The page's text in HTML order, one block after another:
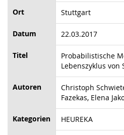
Ort Stuttgart
Datum 22.03.2017
Titel
Probabilistische
Lebenszyklus
Autoren
Christoph
Fazekas, Elena
Kategorien HEUREKA